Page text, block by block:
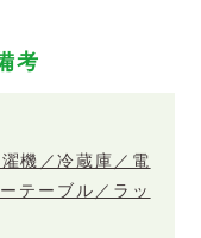
考
機／冷蔵庫／電
テーブル／ラッ